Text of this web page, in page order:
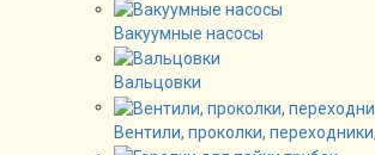
Вакуумные насосы
Вальцовки
Вентили, проколки,